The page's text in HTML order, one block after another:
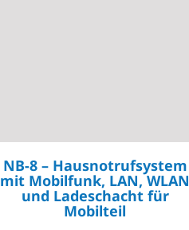
NB-8 – Hausnotrufsystem
mit Mobilfunk, LAN, WLAN
und Ladeschacht für
Mobilteil